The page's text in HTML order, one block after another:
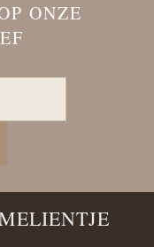
ONZE